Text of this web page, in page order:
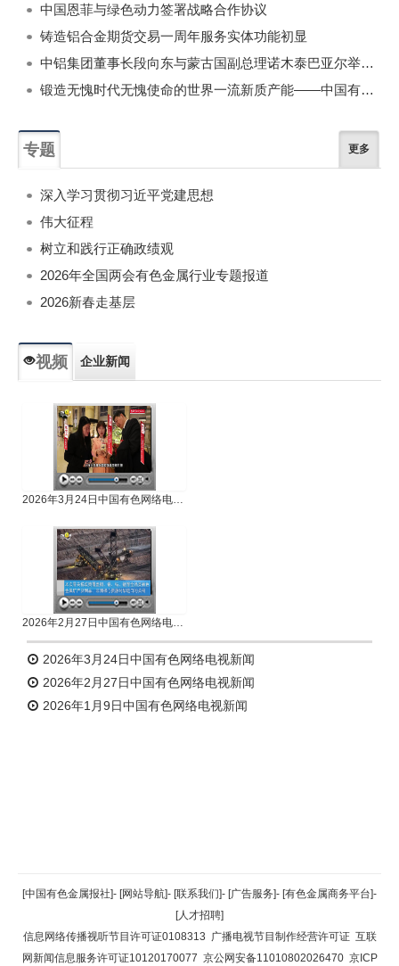
中国恩菲与绿色动力签署战略合作协议
铸造铝合金期货交易一周年服务实体功能初显
中铝集团董事长段向东与蒙古国副总理诺木泰巴亚尔举行会谈
锻造无愧时代无愧使命的世界一流新质产能——中国有色金属工业的战略应对与破局之道（二）
专题 更多
深入学习贯彻习近平党建思想
伟大征程
树立和践行正确政绩观
2026年全国两会有色金属行业专题报道
2026新春走基层
视频 企业新闻
2026年3月24日中国有色网络电视新闻
2026年2月27日中国有色网络电视新闻
2026年1月9日中国有色网络电视新闻
返回顶部
返回首页
[中国有色金属报社]- [网站导航]- [联系我们]- [广告服务]- [有色金属商务平台]-
[人才招聘]
信息网络传播视听节目许可证0108313 广播电视节目制作经营许可证 互联
网新闻信息服务许可证10120170077 京公网安备11010802026470 京ICP